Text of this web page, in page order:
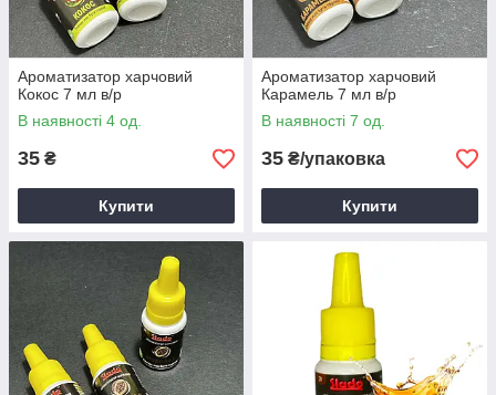
Ароматизатор харчовий
Кокос 7 мл в/р
В наявності 4 од.
35 ₴
Купити
Ароматизатор харчовий
Карамель 7 мл в/р
В наявності 7 од.
35 ₴/упаковка
Купити